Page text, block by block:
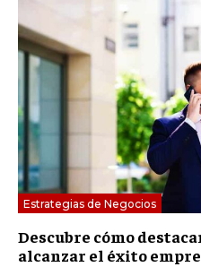
Estrategias de Negocios
Descubre cómo
alcanzar el éxito